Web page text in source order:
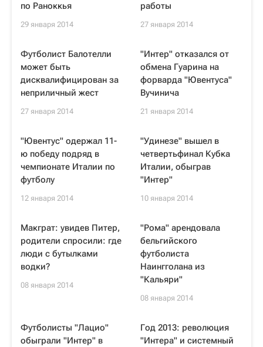
по Раноккья
29 января 2014
работы
27 января 2014
Футболист Балотелли
может быть
дисквалифицирован за
неприличный жест
27 января 2014
"Интер" отказался от
обмена Гуарина на
форварда "Ювентуса"
Вучинича
21 января 2014
"Ювентус" одержал 11-
ю победу подряд в
чемпионате Италии по
футболу
12 января 2014
"Удинезе" вышел в
четвертьфинал Кубка
Италии, обыграв
"Интер"
10 января 2014
Макграт: увидев Питер,
родители спросили: где
люди с бутылками
водки?
08 января 2014
"Рома" арендовала
бельгийского
футболиста
Наингголана из
"Кальяри"
08 января 2014
Футболисты "Лацио"
обыграли "Интер" в
Год 2013: революция
"Интера" и системный